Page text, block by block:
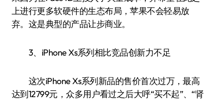
上进行更多软硬件的生态布局，苹果不会轻易放
弃。这是典型的产品让步商业。
3、iPhone Xs系列相比竞品创新力不足
这次iPhone Xs系列新品的售价首次过万，最高
达到12799元，众多用户看过之后大呼“买不起”、“肾